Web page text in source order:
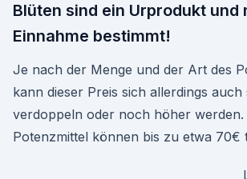
Blüten sind ein Urprodukt und
Einnahme bestimmt!
Je nach der Menge und der Art des
kann dieser Preis sich allerdings auch
verdoppeln oder noch höher
Potenzmittel können bis zu etwa 70€